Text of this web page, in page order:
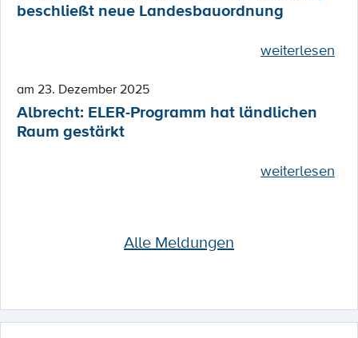
beschließt neue Landesbauordnung
weiterlesen
am 23. Dezember 2025
Albrecht: ELER-Programm hat ländlichen
Raum gestärkt
weiterlesen
Alle Meldungen